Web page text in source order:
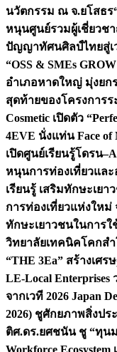
นวัตกรรม ณ จ.ยโสธร
หนุนศูนย์รวมผู้เชี่ยวช
ปัญญาทัศนศิลป์ไทยสู่เ
“OSS & SMEs
อำเภอหาดใหญ่ มุ่งยก
สุดท้ายของโครงการ
Cosmetic เปิดตัว
4EVE นั่งแท่น Face of
เปิดศูนย์เรียนรู้โดรน
หนุนการท่องเที่ยวแล
เรียนรู้ เสริมทักษะเย
การท่องเที่ยวแห่งใหม่
ทักษะเยาวชนในการใ
วิทยาลัยเทคนิคโคกส
“THE 3Ea” สร้างเศ
LE-Local Enterprises
จากเวที 2026 Japan
2026) ชูศักยภาพสิ่งป
ติศ.ดร.ยศชนัน ชู “ทุน
Workforce